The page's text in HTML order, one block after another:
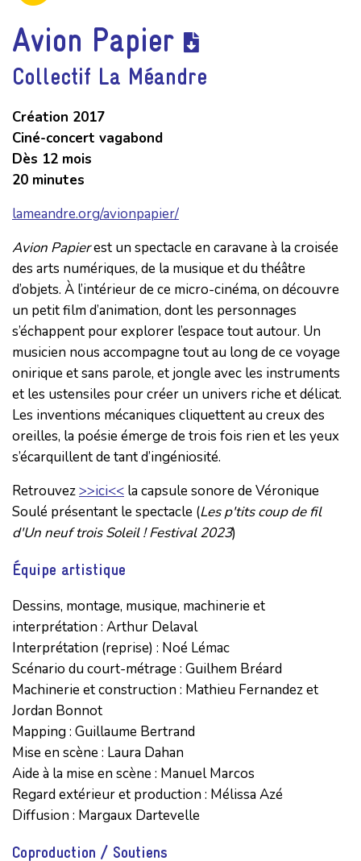
Avion Papier
Collectif La Méandre
Création 2017
Ciné-concert vagabond
Dès 12 mois
20 minutes
lameandre.org/avionpapier/
Avion Papierest un spectacle en caravane à la croisée
des arts numériques, de la musique et du théâtre
d’objets. À l’intérieur de ce micro-cinéma, on découvre
un petit film d’animation, dont les personnages
s’échappent pour explorer l’espace tout autour. Un
musicien nous accompagne tout au long de ce voyage
onirique et sans parole, et jongle avec les instruments
et les ustensiles pour créer un univers riche et délicat.
Les inventions mécaniques cliquettent au creux des
oreilles, la poésie émerge de trois fois rien et les yeux
s’écarquillent de tant d’ingéniosité.
Retrouvez>>ici<< la capsule sonore de Véronique
Soulé présentant le spectacle (Les p'tits coup de fil
d'Un neuf trois Soleil ! Festival 2023)
Équipe artistique
Dessins, montage, musique, machinerie et
interprétation : Arthur Delaval
Interprétation (reprise) : Noé Lémac
Scénario du court-métrage : Guilhem Bréard
Machinerie et construction : Mathieu Fernandez et
Jordan Bonnot
Mapping : Guillaume Bertrand
Mise en scène : Laura Dahan
Aide à la mise en scène : Manuel Marcos
Regard extérieur et production : Mélissa Azé
Diffusion : Margaux Dartevelle
Coproduction / Soutiens